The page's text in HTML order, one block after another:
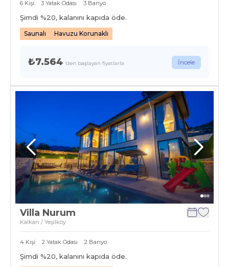
6 Kişi 3 Yatak Odası 3 Banyo
Şimdi %20, kalanını kapıda öde.
Saunalı Havuzu Korunaklı
₺7.564 'den başlayan fiyatlarla İncele
Villa Nurum
Kalkan / Yeşilköy
4 Kişi 2 Yatak Odası 2 Banyo
Şimdi %20, kalanını kapıda öde.